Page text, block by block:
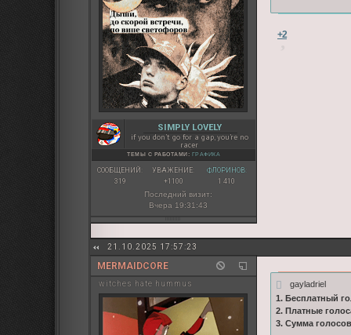
SIMPLY LOVELY
if you don’t go for a gap, you’re no
racer
ТЕМЫ С РАБОТАМИ: ГРАФИКА
СООБЩЕНИЙ:
319
УВАЖЕНИЕ:
+1100
ФЛОРИНОВ:
1 410
Последний визит:
Вчера 19:31:43
+2
21.10.2025 17:57:23
MERMAIDCORE
witches hate hummus
gayladriel
1. Бесплатный
2. Платные
3. Сумма